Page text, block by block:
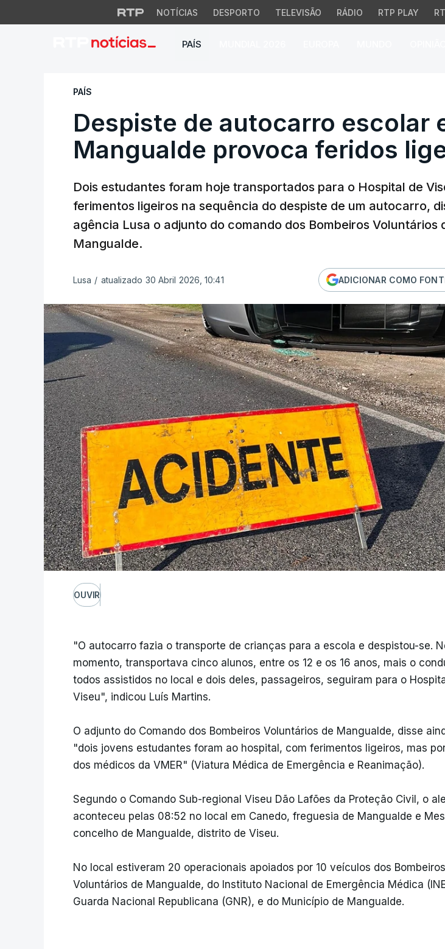
NOTÍCIAS DESPORTO TELEVISÃO RÁDIO RTP PLAY
PAÍS
Despiste de autocarro escolar
PAÍS
Despiste de autocarro escolar
Mangualde provoca feridos
Dois estudantes foram hoje transportados para o Hospital de
ferimentos ligeiros na sequência do despiste de um autocarro,
agência Lusa o adjunto do comando dos Bombeiros Voluntários
Mangualde.
Lusa / atualizado 30 Abril 2026, 10:41 ADICIONAR COMO
OUVIR
"O autocarro fazia o transporte de crianças para a escola e despistou-se.
momento, transportava cinco alunos, entre os 12 e os 16 anos, mais o
todos assistidos no local e dois deles, passageiros, seguiram para o
Viseu", indicou Luís Martins.
O adjunto do Comando dos Bombeiros Voluntários de Mangualde, disse
"dois jovens estudantes foram ao hospital, com ferimentos ligeiros, mas
dos médicos da VMER" (Viatura Médica de Emergência e Reanimação).
Segundo o Comando Sub-regional Viseu Dão Lafões da Proteção Civil, o
aconteceu pelas 08:52 no local em Canedo, freguesia de Mangualde e
concelho de Mangualde, distrito de Viseu.
No local estiveram 20 operacionais apoiados por 10 veículos dos Bombeiros
Voluntários de Mangualde, do Instituto Nacional de Emergência Médica
Guarda Nacional Republicana (GNR), e do Município de Mangualde.